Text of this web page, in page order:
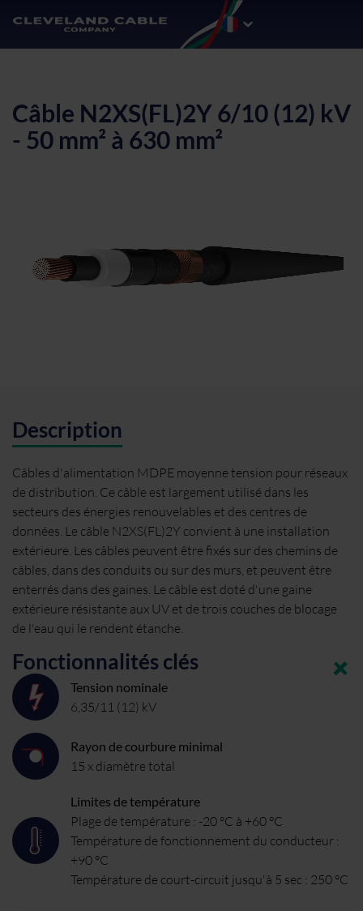
Câble N2XS(FL)2Y 6/10 (12) kV
- 50 mm² à 630 mm²
Description
Câbles d'alimentation MDPE moyenne tension pour réseaux
de distribution. Ce câble est largement utilisé dans les
secteurs des énergies renouvelables et des centres de
données. Le câble N2XS(FL)2Y convient à une installation
extérieure. Les câbles peuvent être fixés sur des chemins de
câbles, dans des conduits ou sur des murs, et peuvent être
enterrés dans des gaines. Le câble est doté d'une gaine
extérieure résistante aux UV et de trois couches de blocage
de l'eau qui le rendent étanche.
Fonctionnalités clés
Tension nominale
6,35/11 (12) kV
Rayon de courbure minimal
15 x diamètre total
Limites de température
Plage de température : -20 °C à +60 °C
Température de fonctionnement du conducteur :
+90 °C
Température de court-circuit jusqu'à 5 sec : 250 °C